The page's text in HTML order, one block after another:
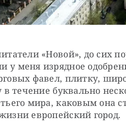
«Новой», до сих
у меня изрядное
фавел, плитку,
в течение буквально
мира, каковым она
европейский город.